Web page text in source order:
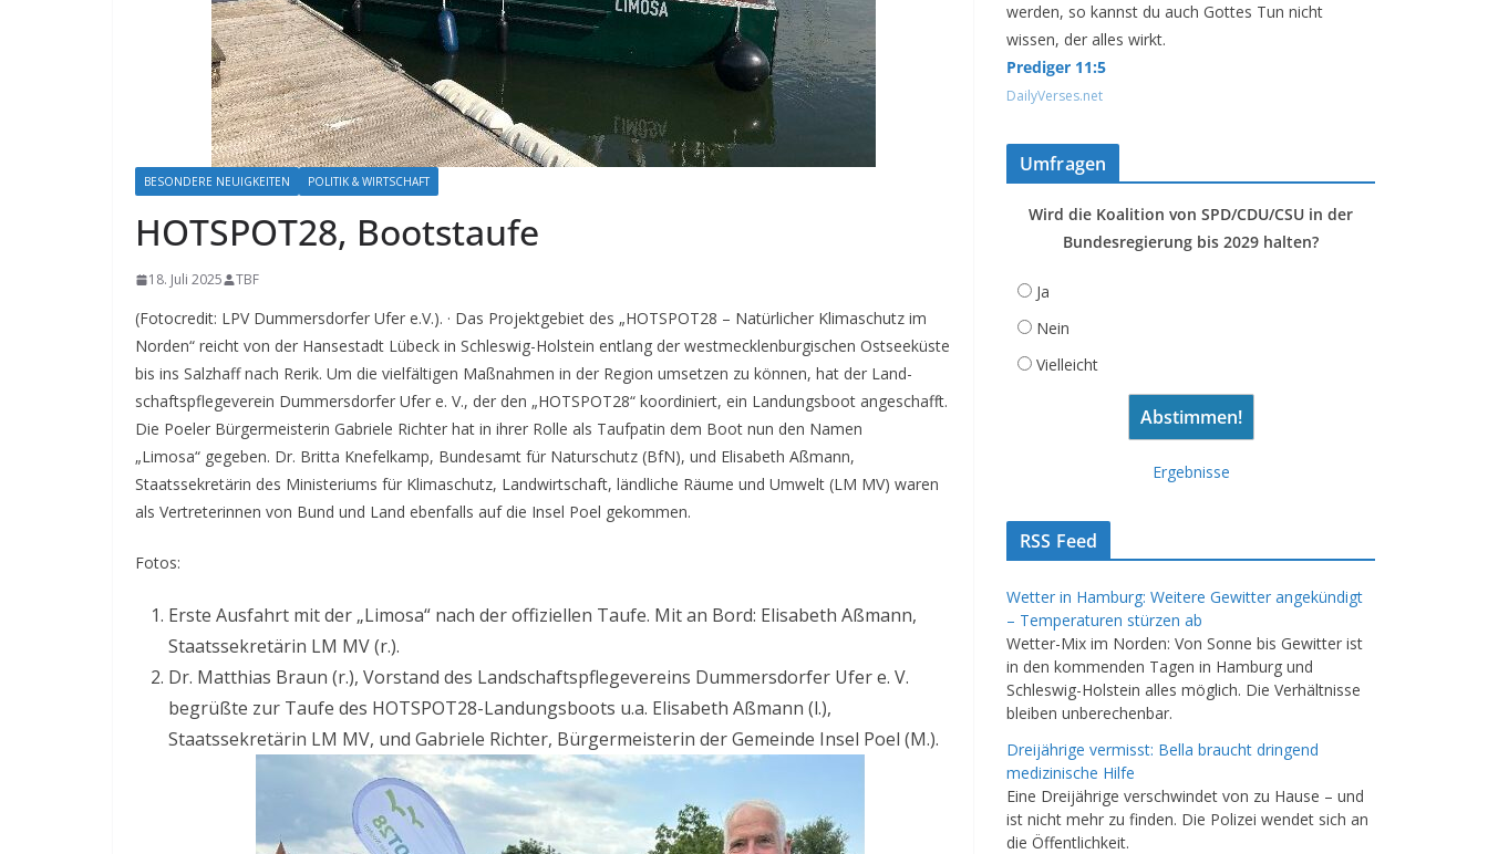
BESONDERE NEUIGKEITEN POLITIK & WIRTSCHAFT
HOTSPOT28, Bootstaufe
18. Juli 2025 TBF
(Fotocredit: LPV Dummersdorfer Ufer e.V.). · Das Projektgebiet des „HOTSPOT28 – Natürlicher Klimaschutz im
Norden“ reicht von der Hansestadt Lübeck in Schleswig-Holstein entlang der westmecklenburgischen Ostseeküste
bis ins Salzhaff nach Rerik. Um die vielfältigen Maßnahmen in der Region umsetzen zu können, hat der Land­
schaftspflegeverein Dummersdorfer Ufer e. V., der den „HOTSPOT28“ koordiniert, ein Landungsboot angeschafft.
Die Poeler Bürgermeisterin Gabriele Richter hat in ihrer Rolle als Taufpatin dem Boot nun den Namen
„Limosa“ gegeben. Dr. Britta Knefelkamp, Bundesamt für Naturschutz (BfN), und Elisabeth Aßmann,
Staatssekretärin des Ministeriums für Klimaschutz, Landwirtschaft, ländliche Räume und Umwelt (LM MV) waren
als Vertreterinnen von Bund und Land ebenfalls auf die Insel Poel gekommen.
Fotos:
Erste Ausfahrt mit der „Limosa“ nach der offiziellen Taufe. Mit an Bord: Elisabeth Aßmann,
Staatssekretärin LM MV (r.).
Dr. Matthias Braun (r.), Vorstand des Landschaftspflegevereins Dummersdorfer Ufer e. V.
begrüßte zur Taufe des HOTSPOT28-Landungsboots u.a. Elisabeth Aßmann (l.),
Staatssekretärin LM MV, und Gabriele Richter, Bürgermeisterin der Gemeinde Insel Poel (M.).
werden, so kannst du auch Gottes Tun nicht
wissen, der alles wirkt.
Prediger 11:5
DailyVerses.net
Umfragen
Wird die Koalition von SPD/CDU/CSU in der
Bundesregierung bis 2029 halten?
Ja
Nein
Vielleicht
Ergebnisse
RSS Feed
Wetter in Hamburg: Weitere Gewitter angekündigt
– Temperaturen stürzen ab
Wetter-Mix im Norden: Von Sonne bis Gewitter ist
in den kommenden Tagen in Hamburg und
Schleswig-Holstein alles möglich. Die Verhältnisse
bleiben unberechenbar.
Dreijährige vermisst: Bella braucht dringend
medizinische Hilfe
Eine Dreijährige verschwindet von zu Hause – und
ist nicht mehr zu finden. Die Polizei wendet sich an
die Öffentlichkeit.